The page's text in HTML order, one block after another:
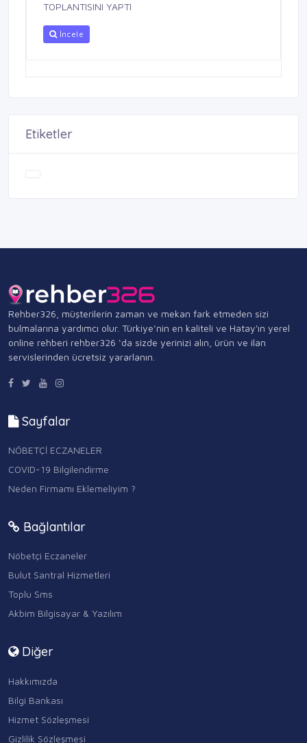
TOPLANTISINI YAPTI
İncele
Etiketler
Rehber326, müşterilerin zaman ve mekan fark etmeden sizi
bulmalarına yardımcı olur. Türkiye’nin en kaliteli ve Hatay'ın yerel
online rehberi rehber326 ‘da sizde yerinizi alın, ürün ve ilan
servislerinden ücretsiz yararlanın.
Sayfalar
NÖBETÇİ ECZANELER
COVID-19 Bilgilendirme
Neden Firmamı Eklemeliyim ?
Bağlantılar
Nöbetçi Eczaneler
Bulut Santral Hizmetleri
Toplu Sms
Akbim Bilgisayar & Yazılım
Diğer
Hakkımızda
Bilgi Bankası
Hizmet Sözleşmesi
Gizlilik Sözleşmesi